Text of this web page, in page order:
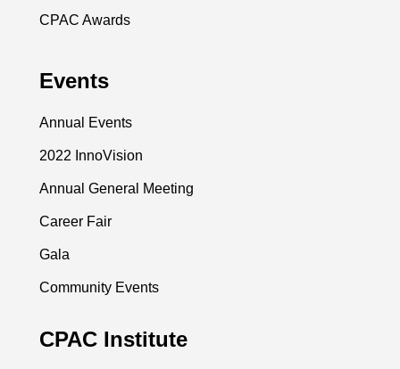
CPAC Awards
Events
Annual Events
2022 InnoVision
Annual General Meeting
Career Fair
Gala
Community Events
CPAC Institute